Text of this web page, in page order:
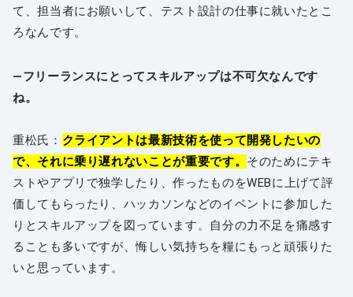
て、担当者にお願いして、テスト設計の仕事に就いたとこ
ろなんです。
―フリーランスにとってスキルアップは不可欠なんです
ね。
重松氏： クライアントは最新技術を使って開発したいの
で、それに乗り遅れないことが重要です。 そのためにテキ
ストやアプリで独学したり、作ったものをWEBに上げて評
価してもらったり、ハッカソンなどのイベントに参加した
りとスキルアップを図っています。自分の力不足を痛感す
ることも多いですが、悔しい気持ちを糧にもっと頑張りた
いと思っています。